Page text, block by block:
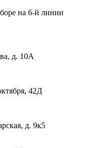
на 6-й линии
д. 10А
42Д
д. 9к5